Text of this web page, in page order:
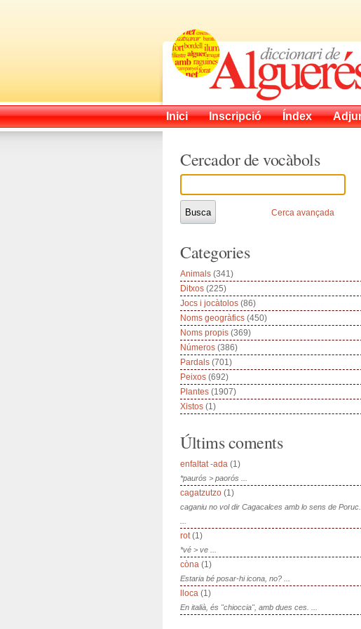
Inici Inscripció Índex
Cercador de vocàbols
Cerca avançada
Categories
Animals (341)
Ditxos (225)
Jocs i jocàtolos (86)
Noms geogràfics (450)
Noms propis (369)
Números (386)
Pardals (701)
Peixos (692)
Plantes (1907)
Xistos (1)
Últims coments
enfaltat -ada (1)
*paurós > paorós ...
cagatzutzo (1)
caganiu no vol dir Cagacalces amb lo sens de Poruc.
rot(1)
*vé > ve ...
còna (1)
Estaria bé posar-hi icona, no? ...
lloca (1)
En italià, és "chioccia", amb dues ces. ...